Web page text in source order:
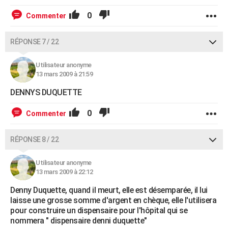
Commenter 0
RÉPONSE 7 / 22
Utilisateur anonyme
13 mars 2009 à 21:59
DENNYS DUQUETTE
Commenter 0
RÉPONSE 8 / 22
Utilisateur anonyme
13 mars 2009 à 22:12
Denny Duquette, quand il meurt, elle est désemparée, il lui
laisse une grosse somme d'argent en chèque, elle l'utilisera
pour construire un dispensaire pour l'hôpital qui se
nommera " dispensaire denni duquette"